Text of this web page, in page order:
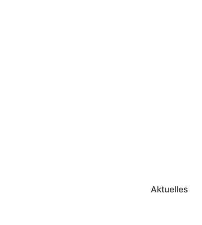
Aktuelles